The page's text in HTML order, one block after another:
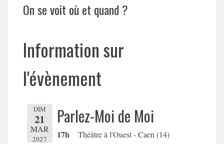
On se voit où et quand ?
Information sur
l'évènement
DIM
21
MAR
2027
Parlez-Moi de Moi
17h Théâtre à l'Ouest - Caen (14)